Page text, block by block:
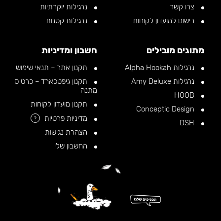
צרו קשר
רישום למועדון לקוחות
נרגילות יוקרתיות
נרגילות קטנות
מתוגים מובילים
נרגילות Alpha Hookah
נרגילות Amy Deluxe
חשבון ומדיניות
תקנון אתר – תנאי שימוש
תקנון גיפטכארד – כרטיס
מתנה
תקנון מועדון לקוחות
מדיניות פרטיות
?
הצהרת נגישות
החשבון שלי